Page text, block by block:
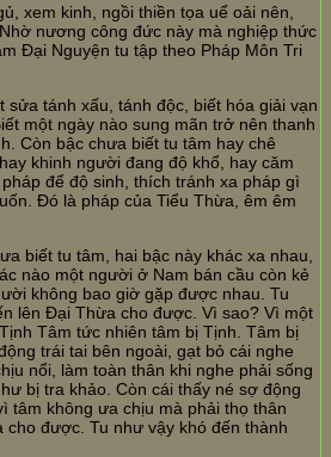
xem kinh, ngồi thiền tọa uể oải nên,
nương công đức này mà nghiệp thức
Đại Nguyện tu tập theo Pháp Môn Tri
sửa tánh xấu, tánh độc, biết hóa giải vạn
một ngày nào sung mãn trở nên thanh
Còn bậc chưa biết tu tâm hay chê
khinh người đang độ khổ, hay căm
để độ sinh, thích tránh xa pháp gì
Đó là pháp của Tiểu Thừa, êm êm
biết tu tâm, hai bậc này khác xa nhau,
nào một người ở Nam bán cầu còn kẻ
không bao giờ gặp được nhau. Tu
lên Đại Thừa cho được. Vì sao? Vì một
Tâm tức nhiên tâm bị Tịnh. Tâm bị
trái tai bên ngoài, gạt bỏ cái nghe
nổi, làm toàn thân khi nghe phải sống
bị tra khảo. Còn cái thấy né sợ động
tâm không ưa chịu mà phải thọ thân
cho được. Tu như vậy khó đến thành